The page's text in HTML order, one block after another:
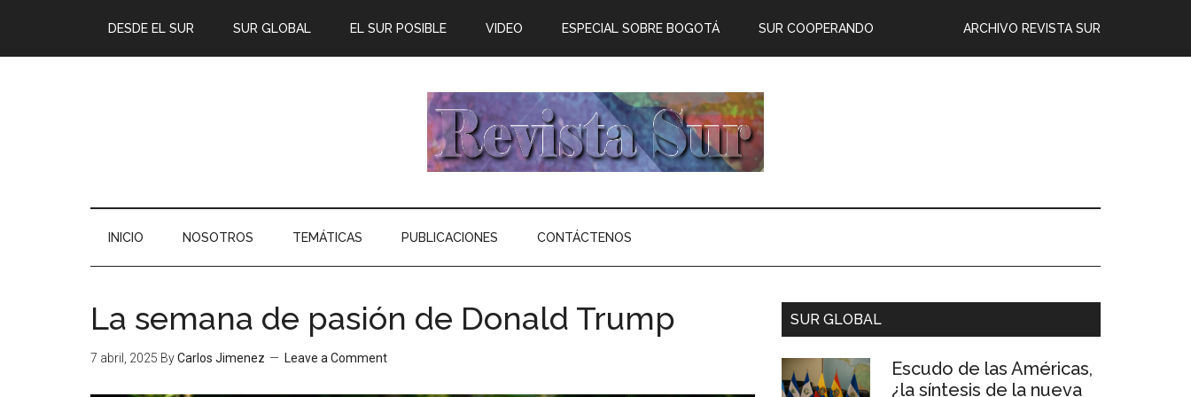
DESDE EL SUR SUR GLOBAL EL SUR POSIBLE ARCHIVO REVISTA SUR
VIDEO ESPECIAL SOBRE BOGOTÁ SUR COOPERANDO
INICIO NOSOTROS TEMÁTICAS PUBLICACIONES CONTÁCTENOS
La semana de pasión de Donald Trump
7 abril, 2025 ByCarlos Jimenez Leave a Comment
SUR GLOBAL
Escudo de las Américas,
¿la síntesis de la nueva